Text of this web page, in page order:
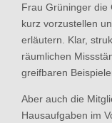
Frau Grüninger die
kurz vorzustellen
erläutern. Klar,
räumlichen
greifbaren
Aber auch die
Hausaufgaben im